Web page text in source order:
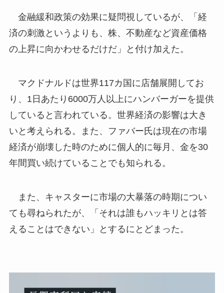
金融緩和政策の効果に疑問視しているが、「経
済の刺激というよりも、株、不動産など資産価格
の上昇に向かわせるだけだ」と付け加えた。
マクドナルドは世界117カ国に店舗展開してお
り、1日あたり6000万人以上にハンバーガーを提供
していると言われている。世界経済の影響は大き
いと考えられる。また、ファバー氏は現在の市場
経済が崩壊した時のために個人的に毎月、金を30
年間買い続けていることでも知られる。
また、キャスターに市場の大暴落の時期につい
ても尋ねられたが、「それは誰もハッキリとは答
えることはできない」とするにとどまった。